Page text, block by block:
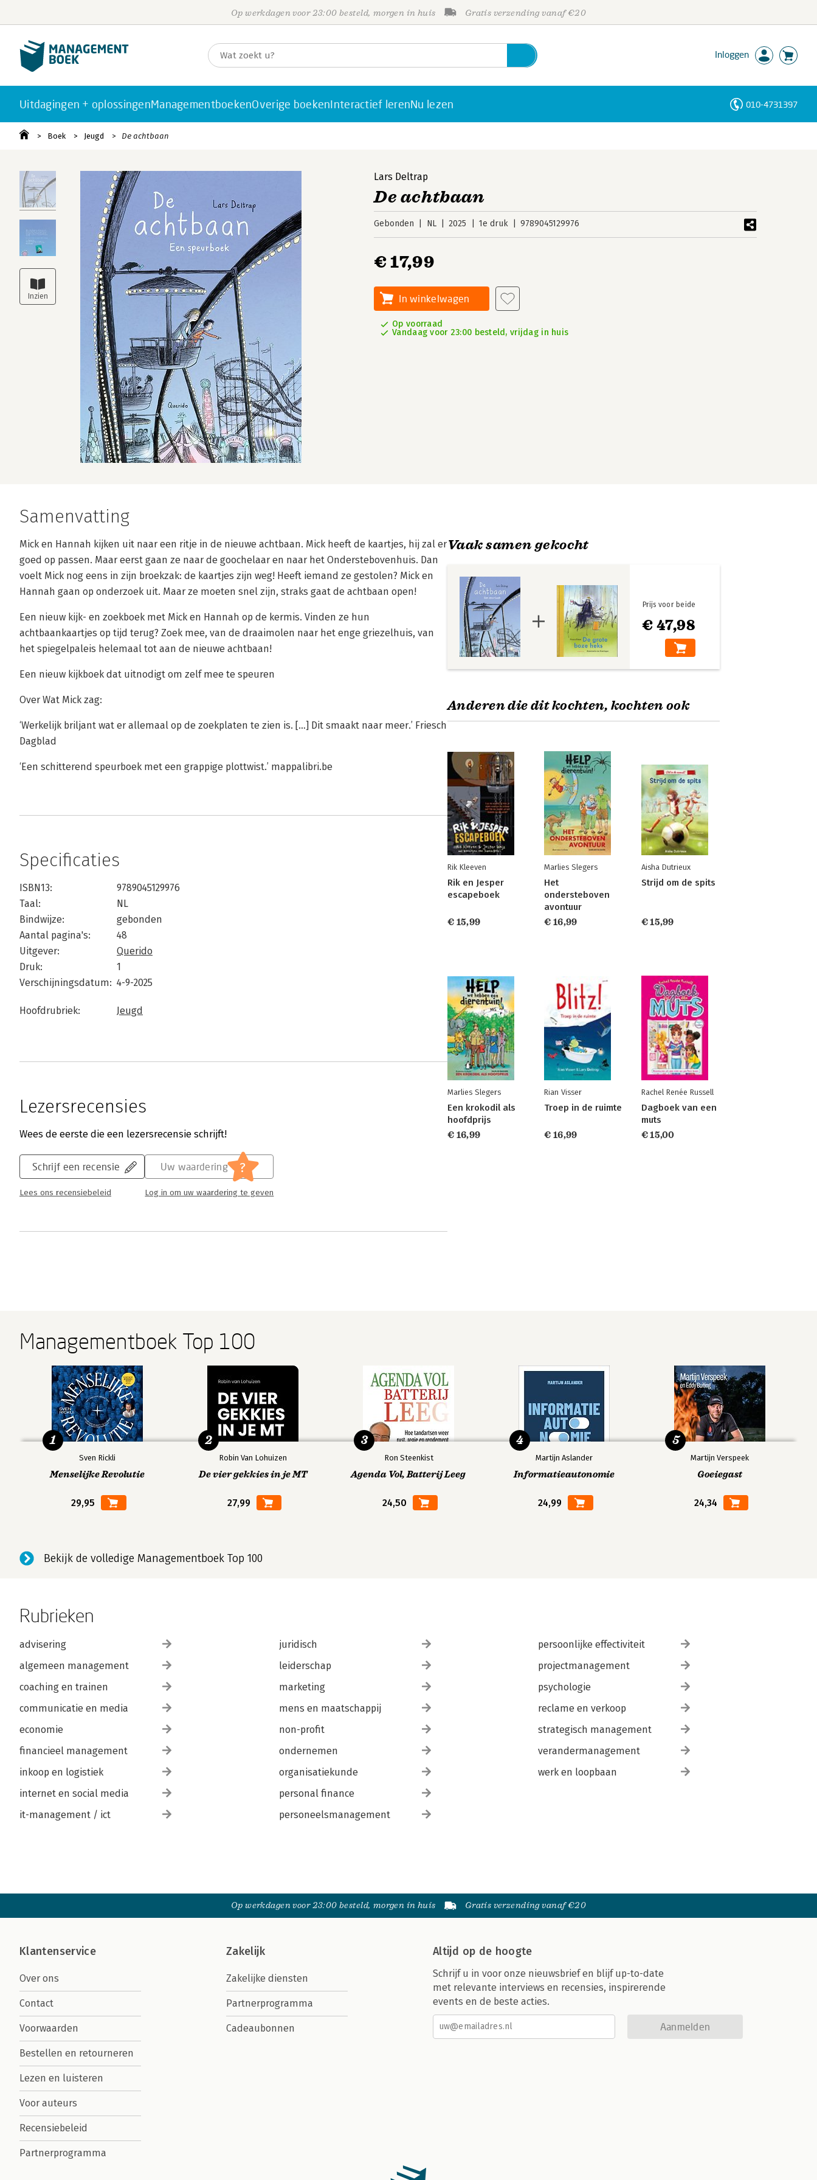
Op werkdagen voor 23:00 besteld, morgen in huis Gratis verzending vanaf €20
Inloggen
Uitdagingen + oplossingenManagementboekenOverige boekenInteractief lerenNu lezen 010-4731397
Boek Jeugd De achtbaan
Lars Deltrap
De achtbaan
Gebonden NL 2025 1e druk 9789045129976
€ 17,99
In winkelwagen
Op voorraad
Vandaag voor 23:00 besteld, vrijdag in huis
Samenvatting
Mick en Hannah kijken uit naar een ritje in de nieuwe achtbaan. Mick heeft de kaartjes, hij zal er
goed op passen. Maar eerst gaan ze naar de goochelaar en naar het Onderstebovenhuis. Dan
voelt Mick nog eens in zijn broekzak: de kaartjes zijn weg! Heeft iemand ze gestolen? Mick en
Hannah gaan op onderzoek uit. Maar ze moeten snel zijn, straks gaat de achtbaan open!
Een nieuw kijk- en zoekboek met Mick en Hannah op de kermis. Vinden ze hun
achtbaankaartjes op tijd terug? Zoek mee, van de draaimolen naar het enge griezelhuis, van
het spiegelpaleis helemaal tot aan de nieuwe achtbaan!
Een nieuw kijkboek dat uitnodigt om zelf mee te speuren
Over Wat Mick zag:
‘Werkelijk briljant wat er allemaal op de zoekplaten te zien is. […] Dit smaakt naar meer.’ Friesch
Dagblad
‘Een schitterend speurboek met een grappige plottwist.’ mappalibri.be
Specificaties
ISBN13:
9789045129976
Taal:
NL
Bindwijze:
gebonden
Aantal pagina's:
48
Uitgever:
Querido
Druk:
1
Verschijningsdatum: 4-9-2025
Hoofdrubriek: Jeugd
Lezersrecensies
Wees de eerste die een lezersrecensie schrijft!
Schrijf een recensie
Lees ons recensiebeleid
Uw waardering ?
Log in om uw waardering te geven
Vaak samen gekocht
€ 47,98
Prijs voor beide
Anderen die dit kochten, kochten ook
Rik Kleeven
Rik en Jesper
escapeboek
€ 15,99
Marlies Slegers
Het
ondersteboven
avontuur
€ 16,99
Aisha Dutrieux
Strijd om de spits
€ 15,99
Marlies Slegers
Een krokodil als
hoofdprijs
€ 16,99
Rian Visser
Troep in de ruimte
€ 16,99
Rachel Renée Russell
Dagboek van een
muts
€ 15,00
Managementboek Top 100
Sven Rickli
Menselijke Revolutie
29,95
1
Robin Van Lohuizen
De vier gekkies in je MT
27,99
2
Ron Steenkist
Agenda Vol, Batterij Leeg
24,50
3
Martijn Aslander
Informatieautonomie
24,99
4
Martijn Verspeek
Goeiegast
24,34
5
Bekijk de volledige Managementboek Top 100
Rubrieken
advisering
algemeen management
coaching en trainen
communicatie en media
economie
financieel management
inkoop en logistiek
internet en social media
it-management / ict
juridisch
leiderschap
marketing
mens en maatschappij
non-profit
ondernemen
organisatiekunde
personal finance
personeelsmanagement
persoonlijke effectiviteit
projectmanagement
psychologie
reclame en verkoop
strategisch management
verandermanagement
werk en loopbaan
Op werkdagen voor 23:00 besteld, morgen in huis Gratis verzending vanaf €20
Klantenservice
Over ons
Contact
Voorwaarden
Bestellen en retourneren
Lezen en luisteren
Voor auteurs
Recensiebeleid
Partnerprogramma
Zakelijk
Zakelijke diensten
Partnerprogramma
Cadeaubonnen
Altijd op de hoogte
Schrijf u in voor onze nieuwsbrief en blijf up-to-date
met relevante interviews en recensies, inspirerende
events en de beste acties.
Aanmelden
Personen